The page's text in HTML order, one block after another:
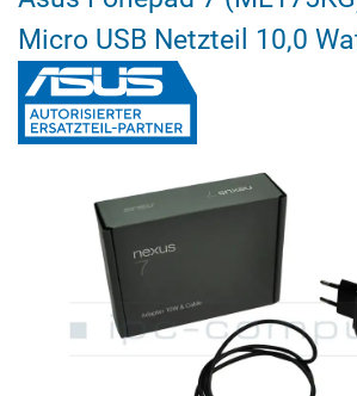
Micro USB Netzteil 10,0